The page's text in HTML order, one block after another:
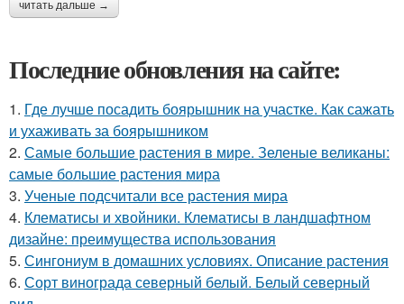
читать дальше →
Последние обновления на сайте:
1. Где лучше посадить боярышник на участке. Как сажать
и ухаживать за боярышником
2. Самые большие растения в мире. Зеленые великаны:
самые большие растения мира
3. Ученые подсчитали все растения мира
4. Клематисы и хвойники. Клематисы в ландшафтном
дизайне: преимущества использования
5. Сингониум в домашних условиях. Описание растения
6. Сорт винограда северный белый. Белый северный